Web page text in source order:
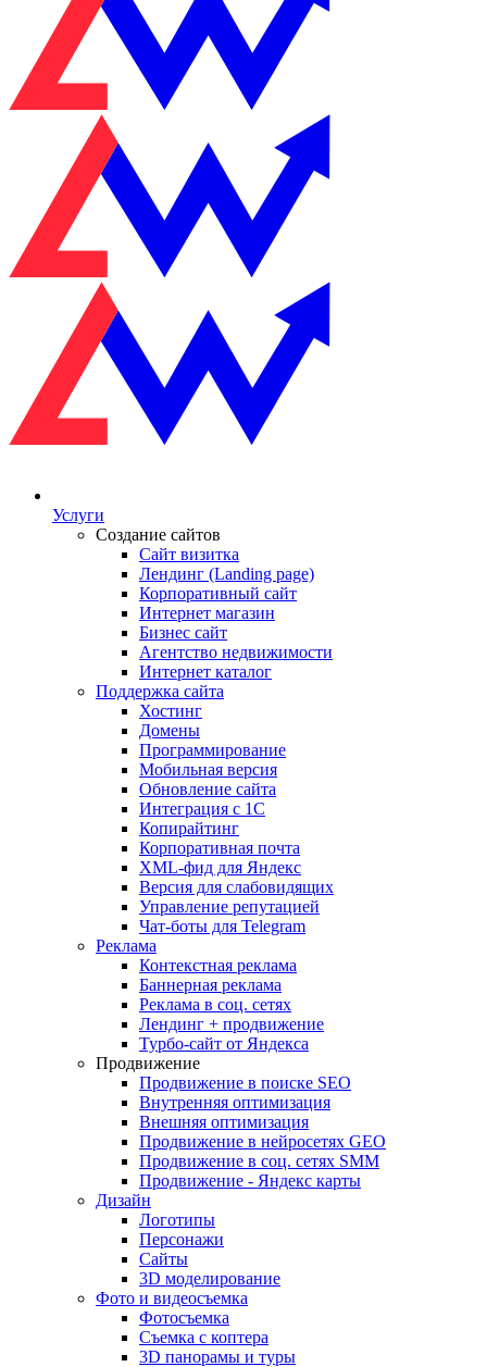
Услуги
Создание сайтов
Сайт визитка
Лендинг (Landing page)
Корпоративный сайт
Интернет магазин
Бизнес сайт
Агентство недвижимости
Интернет каталог
Поддержка сайта
Хостинг
Домены
Программирование
Мобильная версия
Обновление сайта
Интеграция с 1С
Копирайтинг
Корпоративная почта
XML-фид для Яндекс
Версия для слабовидящих
Управление репутацией
Чат-боты для Telegram
Реклама
Контекстная реклама
Баннерная реклама
Реклама в соц. сетях
Лендинг + продвижение
Турбо-сайт от Яндекса
Продвижение
Продвижение в поиске SEO
Внутренняя оптимизация
Внешняя оптимизация
Продвижение в нейросетях GEO
Продвижение в соц. сетях SMM
Продвижение - Яндекс карты
Дизайн
Логотипы
Персонажи
Сайты
3D моделирование
Фото и видеосъемка
Фотосъемка
Съемка с коптера
3D панорамы и туры